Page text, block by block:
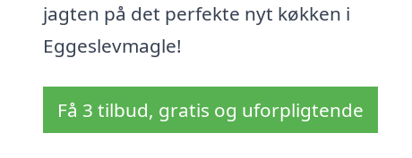
jagten på det perfekte nyt køkken i
Eggeslevmagle!
Få 3 tilbud, gratis og uforpligtende